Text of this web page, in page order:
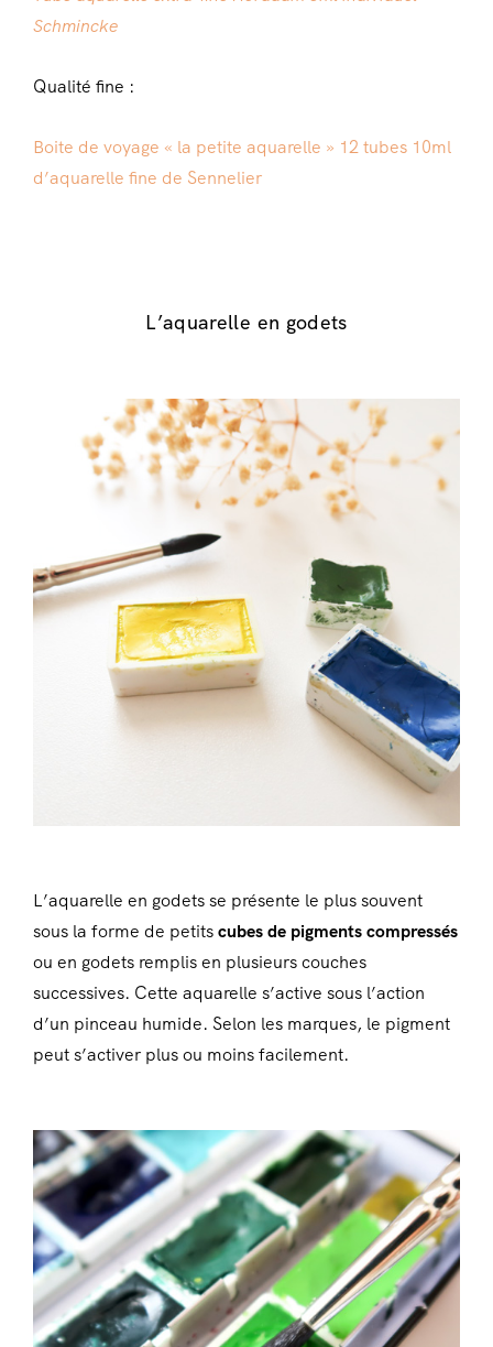
Schmincke
Qualité fine :
Boite de voyage « la petite aquarelle » 12 tubes 10ml
d’aquarelle fine de Sennelier
L’aquarelle en godets
L’aquarelle en godets se présente le plus souvent
sous la forme de petitscubes de pigments compressés
ou en godets remplis en plusieurs couches
successives. Cette aquarelle s’active sous l’action
d’un pinceau humide. Selon les marques, le pigment
peut s’activer plus ou moins facilement.